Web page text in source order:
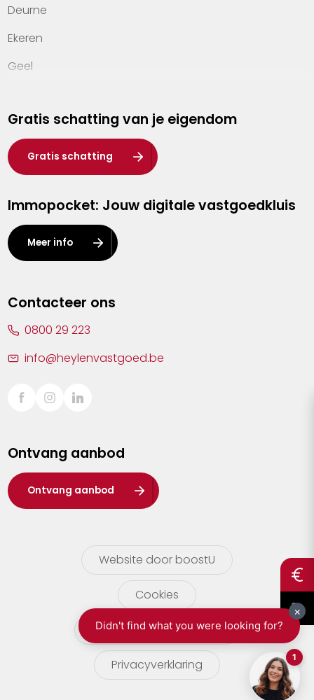
Contact
Deurne
Ekeren
Geel
Hasselt
Heist-op-den-Berg
Herentals
Kalmthout
Leuven
Lier
Sint-Truiden
Waasland
Wuustwezel
Zoersel
Gratis schatting van je eigendom
Gratis schatting
Immopocket: Jouw digitale vastgoedkluis
Meer info
Contacteer ons
0800 29 223
info@heylenvastgoed.be
Ontvang aanbod
Ontvang aanbod
Website door boostU
Cookies
gebruikersvoorwaarden
Privacyverklaring